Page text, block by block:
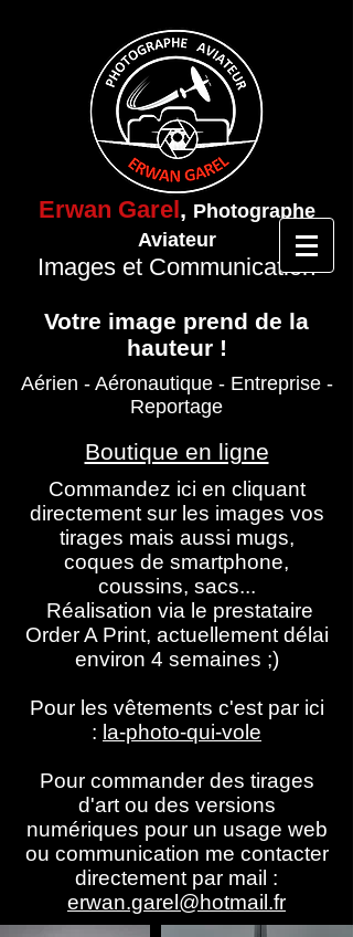
Erwan Garel, Photographe
Aviateur
Images et Communication
Votre image prend de la
hauteur !
Aérien - Aéronautique- Entreprise-
Reportage
Boutique en ligne
Commandez ici en cliquant
directement sur les images vos
tirages mais aussi mugs,
coques de smartphone,
coussins, sacs...
Réalisation via le prestataire
Order A Print, actuellement délai
environ 4 semaines ;)
Pour les vêtements c'est par ici
: la-photo-qui-vole
Pour commander des tirages
d'art ou des versions
numériques pour un usage web
ou communication me contacter
directement par mail :
erwan.garel@hotmail.fr